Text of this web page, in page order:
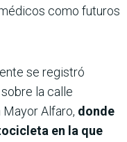
como futuros
se registró
la calle
Alfaro, donde
en la que